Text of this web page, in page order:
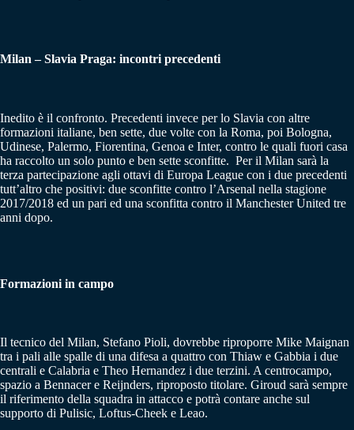
Milan – Slavia Praga: incontri precedenti
Inedito è il confronto. Precedenti invece per lo Slavia con altre
formazioni italiane, ben sette, due volte con la Roma, poi Bologna,
Udinese, Palermo, Fiorentina, Genoa e Inter, contro le quali fuori casa
ha raccolto un solo punto e ben sette sconfitte. Per il Milan sarà la
terza partecipazione agli ottavi di Europa League con i due precedenti
tutt’altro che positivi: due sconfitte contro l’Arsenal nella stagione
2017/2018 ed un pari ed una sconfitta contro il Manchester United tre
anni dopo.
Formazioni in campo
Il tecnico del Milan, Stefano Pioli, dovrebbe riproporre Mike Maignan
tra i pali alle spalle di una difesa a quattro con Thiaw e Gabbia i due
centrali e Calabria e Theo Hernandez i due terzini. A centrocampo,
spazio a Bennacer e Reijnders, riproposto titolare. Giroud sarà sempre
il riferimento della squadra in attacco e potrà contare anche sul
supporto di Pulisic, Loftus-Cheek e Leao.